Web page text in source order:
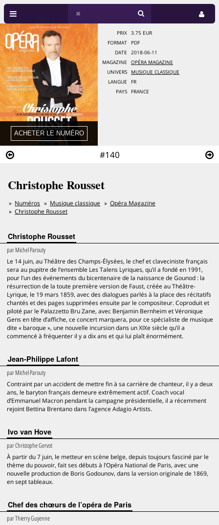
#140
PRIX
3.75 EUR
FORMAT
PDF
DATE
2018-06-11
MAGAZINE
OPÉRA MAGAZINE
UNIVERS
MUSIQUE CLASSIQUE
LANGUE
FR
PAYS
FRANCE
Christophe Rousset
Numéros Musique classique
Opéra Magazine
Christophe Rousset
Christophe Rousset
parMichel Parouty
Le 14 juin, au Théâtre des Champs-Élysées, le chef et claveciniste français
sera au pupitre de l’ensemble Les Talens Lyriques, qu’il a fondé en 1991,
pour l’un des événements du bicentenaire de la naissance de Gounod : la
résurrection de la toute première version de Faust, créée au Théâtre-
Lyrique, le 19 mars 1859, avec des dialogues parlés à la place des récitatifs
chantés et des pages supprimées ensuite par le compositeur. Coproduit et
piloté par le Palazzetto Bru Zane, avec Benjamin Bernheim et Véronique
Gens en tête d’affiche, ce concert marquera, pour ce spécialiste de musique
dite « baroque », une nouvelle incursion dans un XIXe siècle qu’il a
commencé à fréquenter il y a dix ans et qui lui plaît énormément.
Jean-Philippe Lafont
parMichel Parouty
Contraint par un accident de mettre fin à sa carrière de chanteur, il y a deux
ans, le baryton français demeure extrêmement actif. Coach vocal
d’Emmanuel Macron pendant la campagne présidentielle, il a récemment
rejoint Bettina Brentano dans l’agence Adagio Artists.
Ivo van Hove
parChristophe Gervot
À partir du 7 juin, le metteur en scène belge, depuis toujours fasciné par le
thème du pouvoir, fait ses débuts à l’Opéra National de Paris, avec une
nouvelle production de Boris Godounov, dans la version originale de 1869,
en sept tableaux.
Chef des chœurs de l’opéra de Paris
parThierry Guyenne